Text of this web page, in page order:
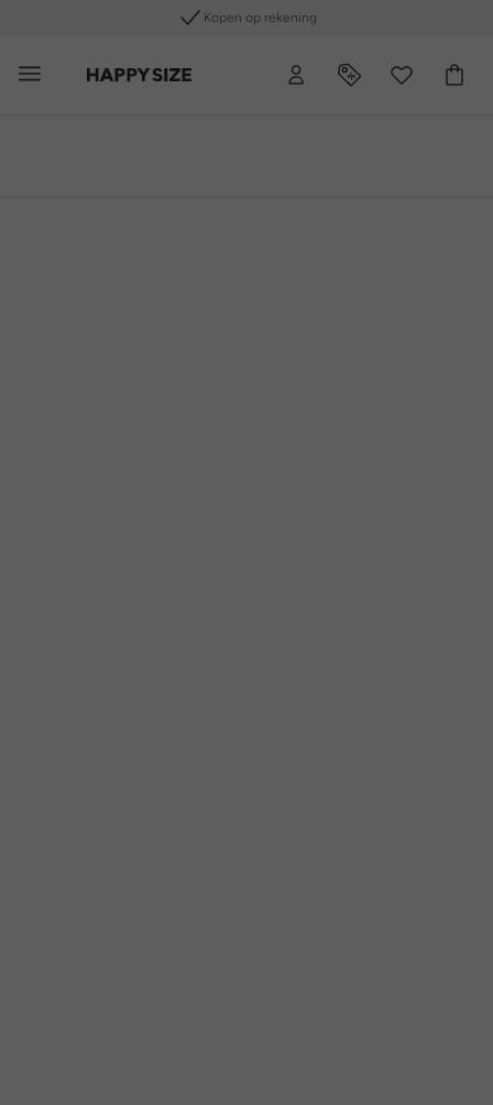
Kopen op rekening